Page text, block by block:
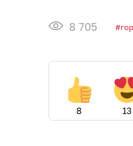
8 705
8 13